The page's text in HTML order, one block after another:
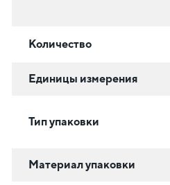
Количество
Единицы измерения
Тип упаковки
Материал упаковки